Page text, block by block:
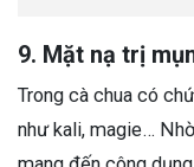
9. Mặt nạ trị
Trong cà chua có
như kali, magie…